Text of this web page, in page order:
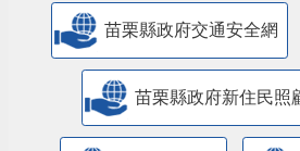
苗栗縣政府交通安全網
苗栗縣政府新住民照